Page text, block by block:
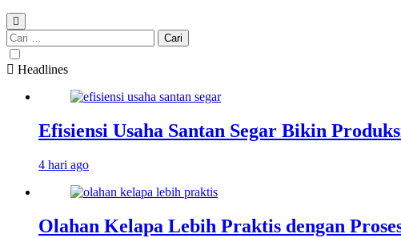
Cari
untuk:
Headlines
Efisiensi Usaha Santan Segar Bikin
4 hari ago
Olahan Kelapa Lebih Praktis dengan